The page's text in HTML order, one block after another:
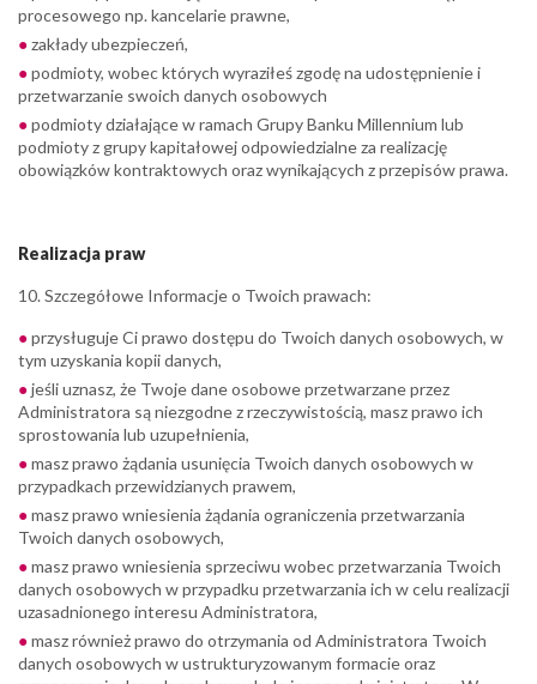
procesowego np. kancelarie prawne,
zakłady ubezpieczeń,
podmioty, wobec których wyraziłeś zgodę na udostępnienie i
przetwarzanie swoich danych osobowych
podmioty działające w ramach Grupy Banku Millennium lub
podmioty z grupy kapitałowej odpowiedzialne za realizację
obowiązków kontraktowych oraz wynikających z przepisów prawa.
Realizacja praw
10. Szczegółowe Informacje o Twoich prawach:
przysługuje Ci prawo dostępu do Twoich danych osobowych, w
tym uzyskania kopii danych,
jeśli uznasz, że Twoje dane osobowe przetwarzane przez
Administratora są niezgodne z rzeczywistością, masz prawo ich
sprostowania lub uzupełnienia,
masz prawo żądania usunięcia Twoich danych osobowych w
przypadkach przewidzianych prawem,
masz prawo wniesienia żądania ograniczenia przetwarzania
Twoich danych osobowych,
masz prawo wniesienia sprzeciwu wobec przetwarzania Twoich
danych osobowych w przypadku przetwarzania ich w celu realizacji
uzasadnionego interesu Administratora,
masz również prawo do otrzymania od Administratora Twoich
danych osobowych w ustrukturyzowanym formacie oraz